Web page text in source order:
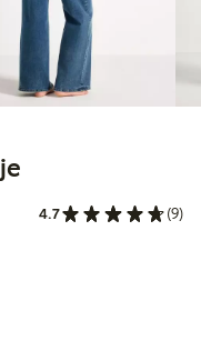
krkr
4.7 (9)
pris siste 30 dager: